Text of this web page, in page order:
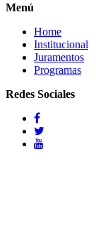
Menú
Home
Institucional
Juramentos
Programas
Redes Sociales